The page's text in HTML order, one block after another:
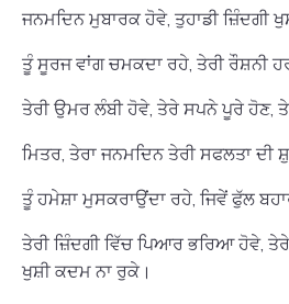
ਜਨਮਦਿਨ ਮੁਬਾਰਕ ਹੋਵੇ, ਤੁਹਾਡੀ ਜ਼ਿੰਦਗੀ
ਤੂੰ ਸੂਰਜ ਵਾਂਗ ਚਮਕਦਾ ਰਹੇ, ਤੇਰੀ ਰੌਸ਼ਨੀ
ਤੇਰੀ ਉਮਰ ਲੰਬੀ ਹੋਵੇ, ਤੇਰੇ ਸਪਨੇ ਪੂਰੇ ਹੋਣ,
ਮਿਤਰ, ਤੇਰਾ ਜਨਮਦਿਨ ਤੇਰੀ ਸਫਲਤਾ ਦੀ
ਤੂੰ ਹਮੇਸ਼ਾ ਮੁਸਕਰਾਉਂਦਾ ਰਹੇ, ਜਿਵੇਂ ਫੁੱਲ
ਤੇਰੀ ਜ਼ਿੰਦਗੀ ਵਿੱਚ ਪਿਆਰ ਭਰਿਆ ਹੋਵੇ,
ਖੁਸ਼ੀ ਕਦਮ ਨਾ ਰੁਕੇ।